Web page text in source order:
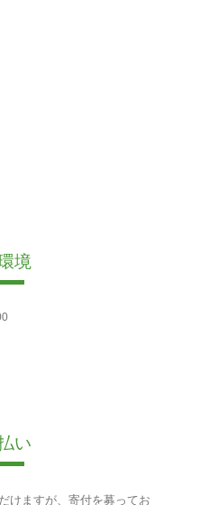
境
い
けますが、寄付を募ってお